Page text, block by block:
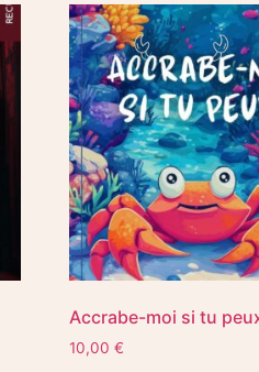
Accrabe-moi si tu
10,00 €